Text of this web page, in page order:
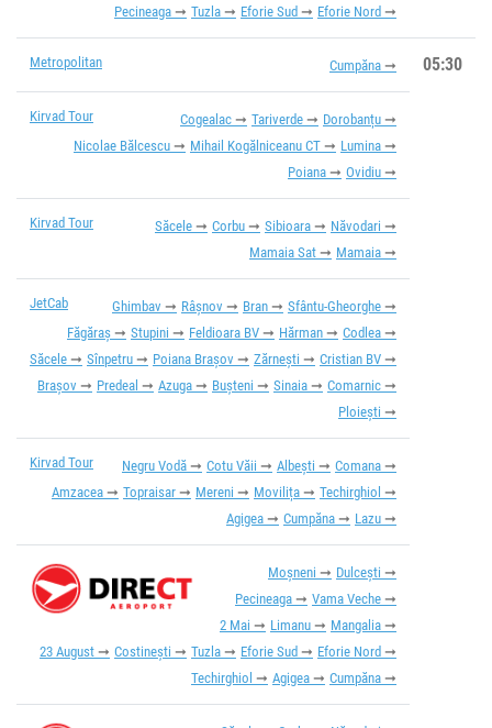
Pecineaga Tuzla Eforie Sud Eforie Nord
Metropolitan Cumpăna 05:30
Kirvad Tour Cogealac Tariverde
Dorobanțu
Nicolae Bălcescu
Mihail Kogălniceanu CT
Lumina
Poiana
Ovidiu
Kirvad Tour Săcele Corbu Sibioara
Năvodari
Mamaia Sat
Mamaia
JetCab Ghimbav Râşnov Bran
Sfântu-Gheorghe
Făgăraș
Stupini Feldioara BV Hărman
Codlea
Săcele
Sînpetru Poiana Brașov Zărnești
Cristian BV
Brașov
Predeal Azuga Bușteni Sinaia
Comarnic
Ploiești
Kirvad Tour Negru Vodă Cotu Văii Albești
Comana
Amzacea
Topraisar Mereni Movilița
Techirghiol
Agigea
Cumpăna Lazu
Moșneni
Dulcești
Pecineaga
Vama Veche
2 Mai
Limanu
Mangalia
23 August
Costinești Tuzla Eforie Sud
Eforie Nord
Techirghiol
Agigea Cumpăna